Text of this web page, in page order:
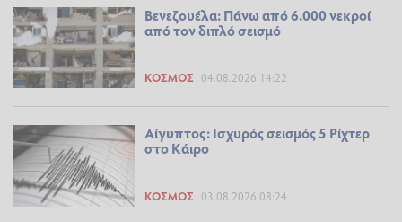
Βενεζουέλα: Πάνω από 6.000 νεκροί
από τον διπλό σεισμό
ΚΌΣΜΟΣ 04.08.2026 14:22
Αίγυπτος: Ισχυρός σεισμός 5 Ρίχτερ
στο Κάιρο
ΚΌΣΜΟΣ 03.08.2026 08:24